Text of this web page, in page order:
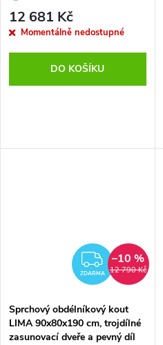
mm
12 681 Kč
Momentálně nedostupné
DO KOŠÍKU
ZDARMA
ZDARMA 12 790 Kč
–10 %
Sprchový obdélníkový kout
LIMA 90x80x190 cm, trojdílné
zasunovací dveře a pevný díl